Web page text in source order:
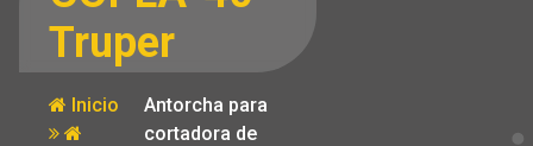
Truper
Inicio
Antorcha para
cortadora de